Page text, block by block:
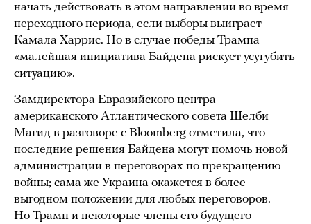
начать действовать в этом направлении во время
переходного периода, если выборы выиграет
Камала Харрис. Но в случае победы Трампа
«малейшая инициатива Байдена рискует усугубить
ситуацию».
Замдиректора Евразийского центра
американского Атлантического совета Шелби
Магид в разговоре с Bloomberg отметила, что
последние решения Байдена могут помочь новой
администрации в переговорах по прекращению
войны; сама же Украина окажется в более
выгодном положении для любых переговоров.
Но Трамп и некоторые члены его будущего